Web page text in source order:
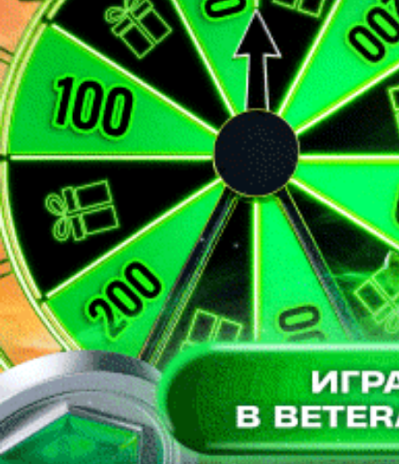
Создать аккаунт
восстановление пароля
Вам будет отправлена ссылка для восстановления доступа
Отправить
Неавторизованные пользователи не могут оставлять
комментарии.
Пожалуйста,войдите илизарегистрируйтесь
!?
Продолжая использовать наш сайт вы принимаете
пользовательское соглашение и политику обработки файлов
cookieOk
Платеж успешно выполнен
На главную